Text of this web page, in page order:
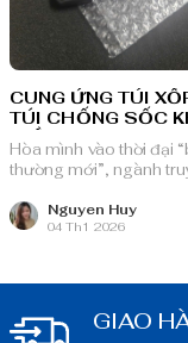
CUNG ỨNG TÚI
TÚI CHỐNG SỐC
MIỀN NAM
Hòa mình vào thời đại
thường mới”, ngành
nguồn lực dồi dào và
bài bản, sẵn sàng ghi
Nguyen Huy
04 Th1 2026
GIAO